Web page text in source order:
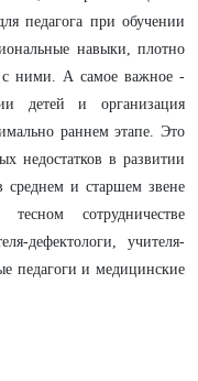
педагога при обучении
навыки, плотно
с ними. А самое важное -
детей и организация
раннем этапе. Это
недостатков в развитии
среднем и старшем звене
сотрудничестве
дефектологи, учителя-
педагоги и медицинские